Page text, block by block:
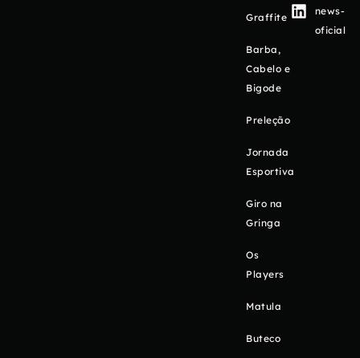
Graffite
Barba,
Cabelo e
Bigode
Preleção
Jornada
Esportiva
Giro na
Gringa
Os
Players
Matula
Buteco
news-
oficial